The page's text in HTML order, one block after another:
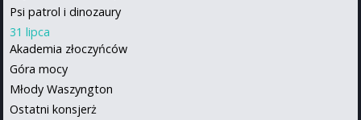
Psi patrol i dinozaury
31 lipca
Akademia złoczyńców
Góra mocy
Młody Waszyngton
Ostatni konsjerż